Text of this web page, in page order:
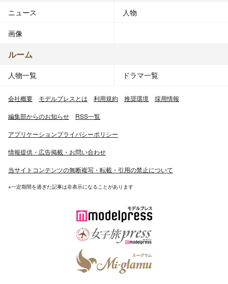
ニュース 人物
画像
ルーム
人物一覧 ドラマ一覧
会社概要 モデルプレスとは 利用規約 推奨環境 採用情報
編集部からのお知らせ RSS一覧
アプリケーションプライバシーポリシー
情報提供・広告掲載・お問い合わせ
当サイトコンテンツの無断複写・転載・引用の禁止について
※一定期間を過ぎた記事は非表示になることがあります